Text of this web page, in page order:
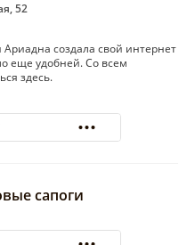
52
создала свой интернет
еще удобней. Со всем
здесь.
91-52
сапоги